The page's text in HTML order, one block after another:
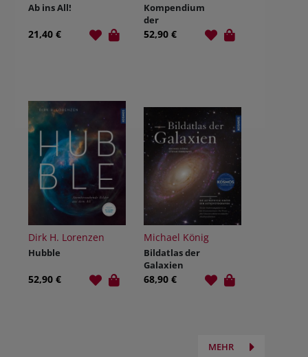
Ab ins All!
21,40 €
Kompendium
der
Astronomie
52,90 €
Dirk H. Lorenzen
Hubble
52,90 €
Michael König
Bildatlas der
Galaxien
68,90 €
MEHR